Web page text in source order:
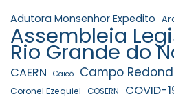
Adutora Monsenhor Expedito
Assembleia
Rio Grande do
CAERN Caicó Campo
Coronel Ezequiel COSERN COVID-